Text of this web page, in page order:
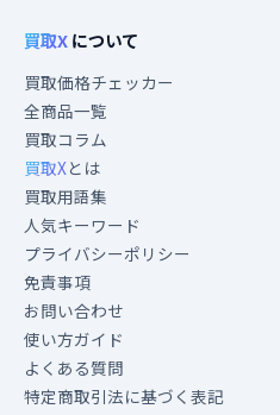
買取Xについて
買取価格チェッカー
全商品一覧
買取コラム
買取Xとは
買取用語集
人気キーワード
プライバシーポリシー
免責事項
お問い合わせ
使い方ガイド
よくある質問
特定商取引法に基づく表記